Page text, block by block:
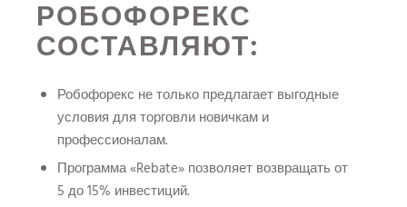
РОБОФОРЕКС
СОСТАВЛЯЮТ:
Робофорекс не только предлагает выгодные
условия для торговли новичкам и
профессионалам.
Программа «Rebate» позволяет возвращать от
5 до 15% инвестиций.